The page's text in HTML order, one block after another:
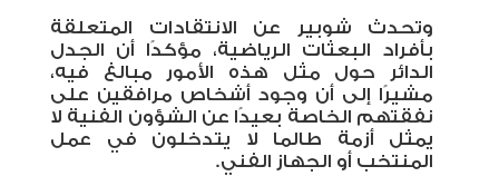
وتحدث شوبير عن الانتقادات المتعلقة
بأفراد البعثات الرياضية، مؤكدًا أن الجدل
الدائر حول مثل هذه الأمور مبالغ فيه،
مشيرًا إلى أن وجود أشخاص مرافقين على
نفقتهم الخاصة بعيدًا عن الشؤون الفنية لا
يمثل أزمة طالما لا يتدخلون في عمل
المنتخب أو الجهاز الفني.